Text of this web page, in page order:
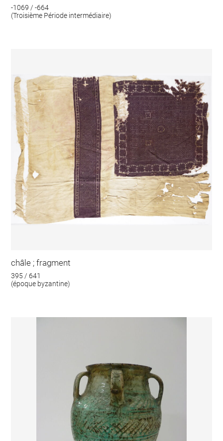
-1069 / -664
(Troisième Période intermédiaire)
châle ; fragment
395 / 641
(époque byzantine)